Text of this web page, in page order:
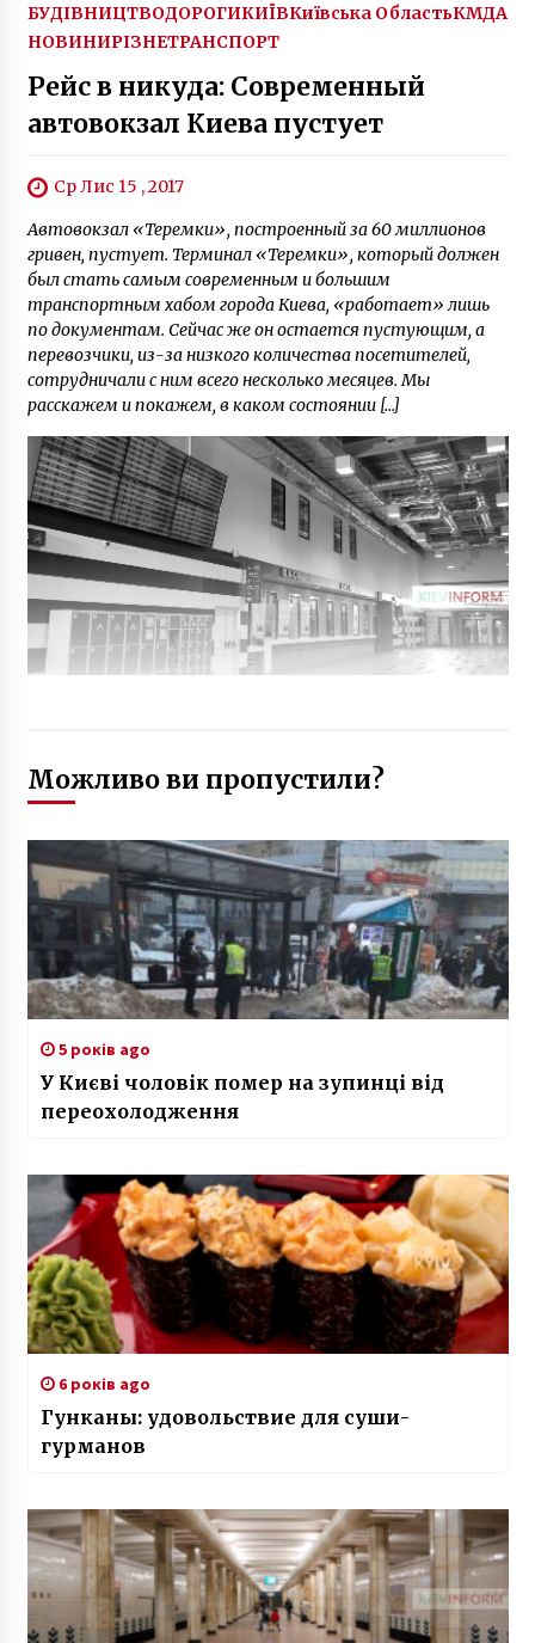
БУДІВНИЦТВОДОРОГИКИЇВКиївська ОбластьКМДА
НОВИНИРІЗНЕТРАНСПОРТ
Рейс в никуда: Современный
автовокзал Киева пустует
Ср Лис 15 , 2017
Автовокзал «Теремки», построенный за 60 миллионов
гривен, пустует. Терминал «Теремки», который должен
был стать самым современным и большим
транспортным хабом города Киева, «работает» лишь
по документам. Сейчас же он остается пустующим, а
перевозчики, из-за низкого количества посетителей,
сотрудничали с ним всего несколько месяцев. Мы
расскажем и покажем, в каком состоянии […]
Можливо ви пропустили?
5 років ago
У Києві чоловік помер на зупинці від
переохолодження
6 років ago
Гунканы: удовольствие для суши-
гурманов